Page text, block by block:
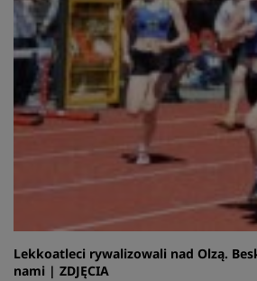
Lekkoatleci rywalizowali nad Olzą.
nami | ZDJĘCIA